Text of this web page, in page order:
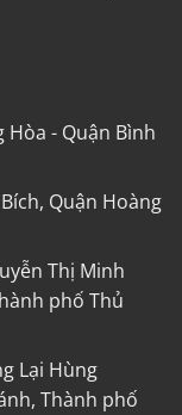
- Quận Bình
Quận Hoàng
Thị Minh
phố Thủ
Lại Hùng
Thành phố